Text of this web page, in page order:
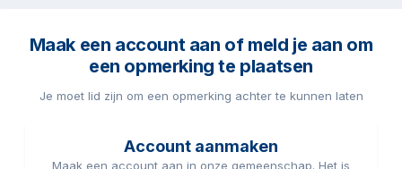
Maak een account aan of meld je aan om
een opmerking te plaatsen
Je moet lid zijn om een opmerking achter te kunnen laten
Account aanmaken
Maak een account aan in onze gemeenschap. Het is